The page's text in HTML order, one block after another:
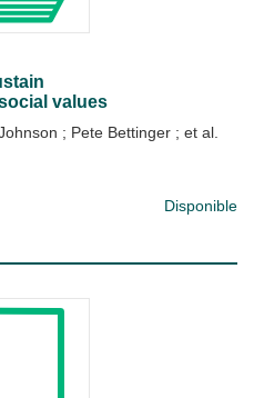
values
; Pete Bettinger ; et al.
Disponible